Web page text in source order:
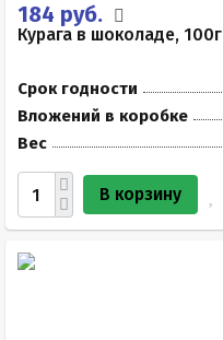
184 руб.
Курага в шоколаде, 100г
Срок годности
Вложений в коробке
Вес
В корзину